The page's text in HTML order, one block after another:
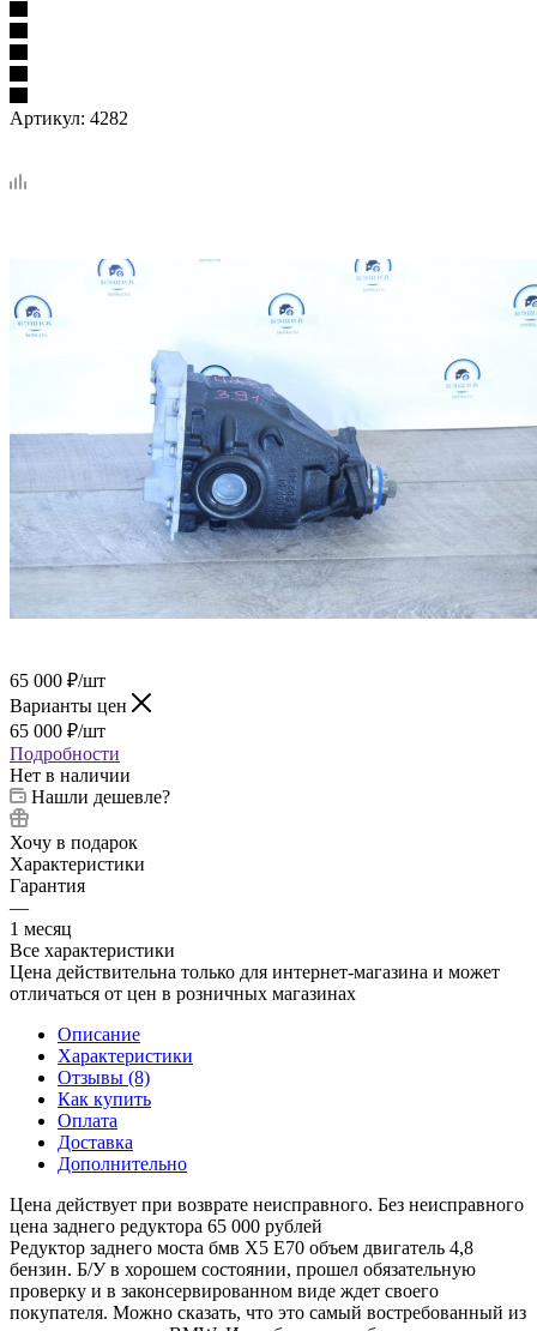
Артикул: 4282
65 000 ₽/шт
Варианты цен
65 000 ₽/шт
Подробности
Нет в наличии
Нашли дешевле?
Хочу в подарок
Характеристики
Гарантия
—
1 месяц
Все характеристики
Цена действительна только для интернет-магазина и может
отличаться от цен в розничных магазинах
Описание
Характеристики
Отзывы (8)
Как купить
Оплата
Доставка
Дополнительно
Цена действует при возврате неисправного. Без неисправного
цена заднего редуктора 65 000 рублей
Редуктор заднего моста бмв Х5 Е70 объем двигатель 4,8
бензин. Б/У в хорошем состоянии, прошел обязательную
проверку и в законсервированном виде ждет своего
покупателя. Можно сказать, что это самый востребованный из